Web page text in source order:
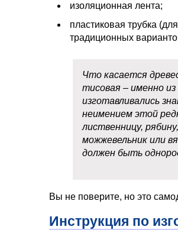
изоляционная лента;
пластиковая трубка
традиционных
Что касается
тисовая – именно
изготавливались
неимением этой
лиственницу,
можжевельник или
должен быть
Вы не поверите, но это
Инструкция по